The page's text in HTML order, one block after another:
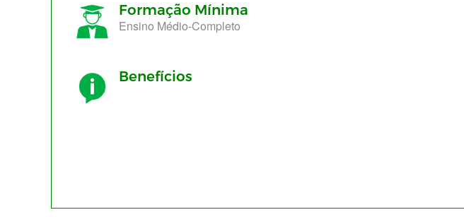
Formação Mínima
Ensino Médio-Completo
Benefícios